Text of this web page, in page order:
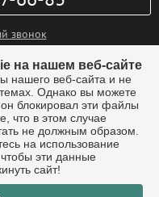
звонок
атрибутики.
на нашем веб-сайте
нашего веб-сайта и не
Однако вы можете
он блокировал эти файлы
что в этом случае
не должным образом.
на использование
эти данные
сайт!